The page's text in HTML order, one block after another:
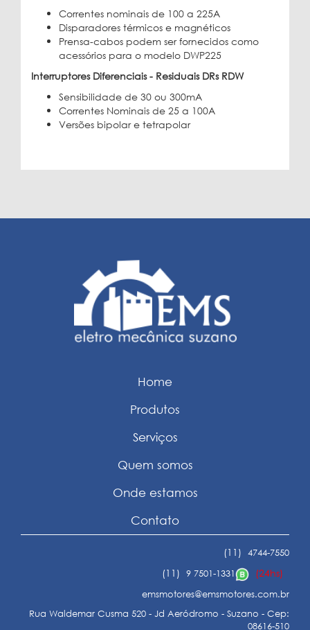
Correntes nominais de 100 a 225A
Disparadores térmicos e magnéticos
Prensa-cabos podem ser fornecidos como
acessórios para o modelo DWP225
Interruptores Diferenciais - Residuais DRs RDW
Sensibilidade de 30 ou 300mA
Correntes Nominais de 25 a 100A
Versões bipolar e tetrapolar
Home
Produtos
Serviços
Quem somos
Onde estamos
Contato
(11) 4744-7550
(11) 9 7501-1331 (24hs)
emsmotores@emsmotores.com.br
Rua Waldemar Cusma 520 - Jd Aeródromo - Suzano - Cep:
08616-510